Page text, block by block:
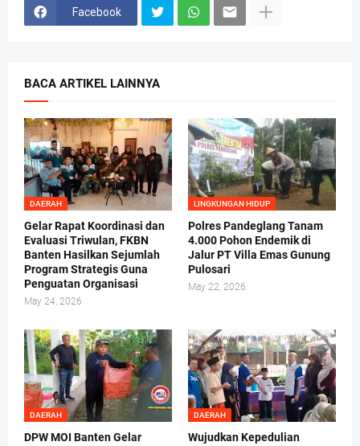
Facebook
BACA ARTIKEL LAINNYA
DAERAH
Gelar Rapat Koordinasi dan
Evaluasi Triwulan, FKBN
Banten Hasilkan Sejumlah
Program Strategis Guna
Penguatan Organisasi
May 24, 2026
LINGKUNGAN HIDUP
Polres Pandeglang Tanam
4.000 Pohon Endemik di
Jalur PT Villa Emas Gunung
Pulosari
May 22, 2026
DAERAH
DPW MOI Banten Gelar
DAERAH
Wujudkan Kepedulian